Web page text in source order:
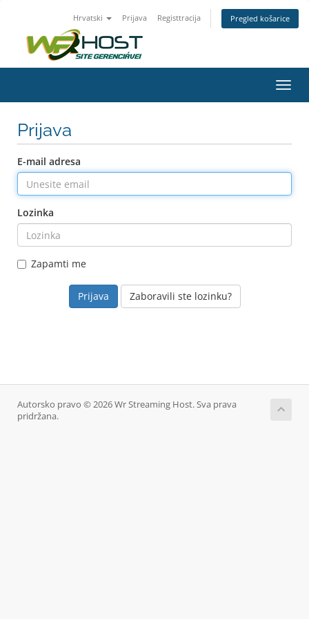
Hrvatski Prijava Registtracija Pregled košarice
Prijava
E-mail adresa
Lozinka
Zapamti me
Zaboravili ste lozinku?
Autorsko pravo © 2026 Wr Streaming Host. Sva prava
pridržana.